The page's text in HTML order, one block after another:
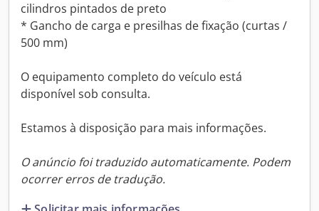
cilindros pintados de preto
* Gancho de carga e presilhas de fixação (curtas /
500 mm)
O equipamento completo do veículo está
disponível sob consulta.
Estamos à disposição para mais informações.
O anúncio foi traduzido automaticamente. Podem
ocorrer erros de tradução.